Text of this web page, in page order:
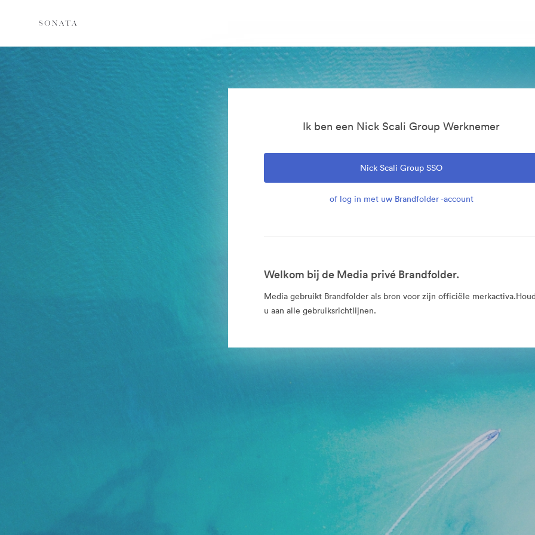
Ik ben een Nick Scali Group Werknemer
Nick Scali Group SSO
of log in met uw Brandfolder -account
Welkom bij de Media privé Brandfolder.
Media gebruikt Brandfolder als bron voor zijn officiële
u aan alle gebruiksrichtlijnen.